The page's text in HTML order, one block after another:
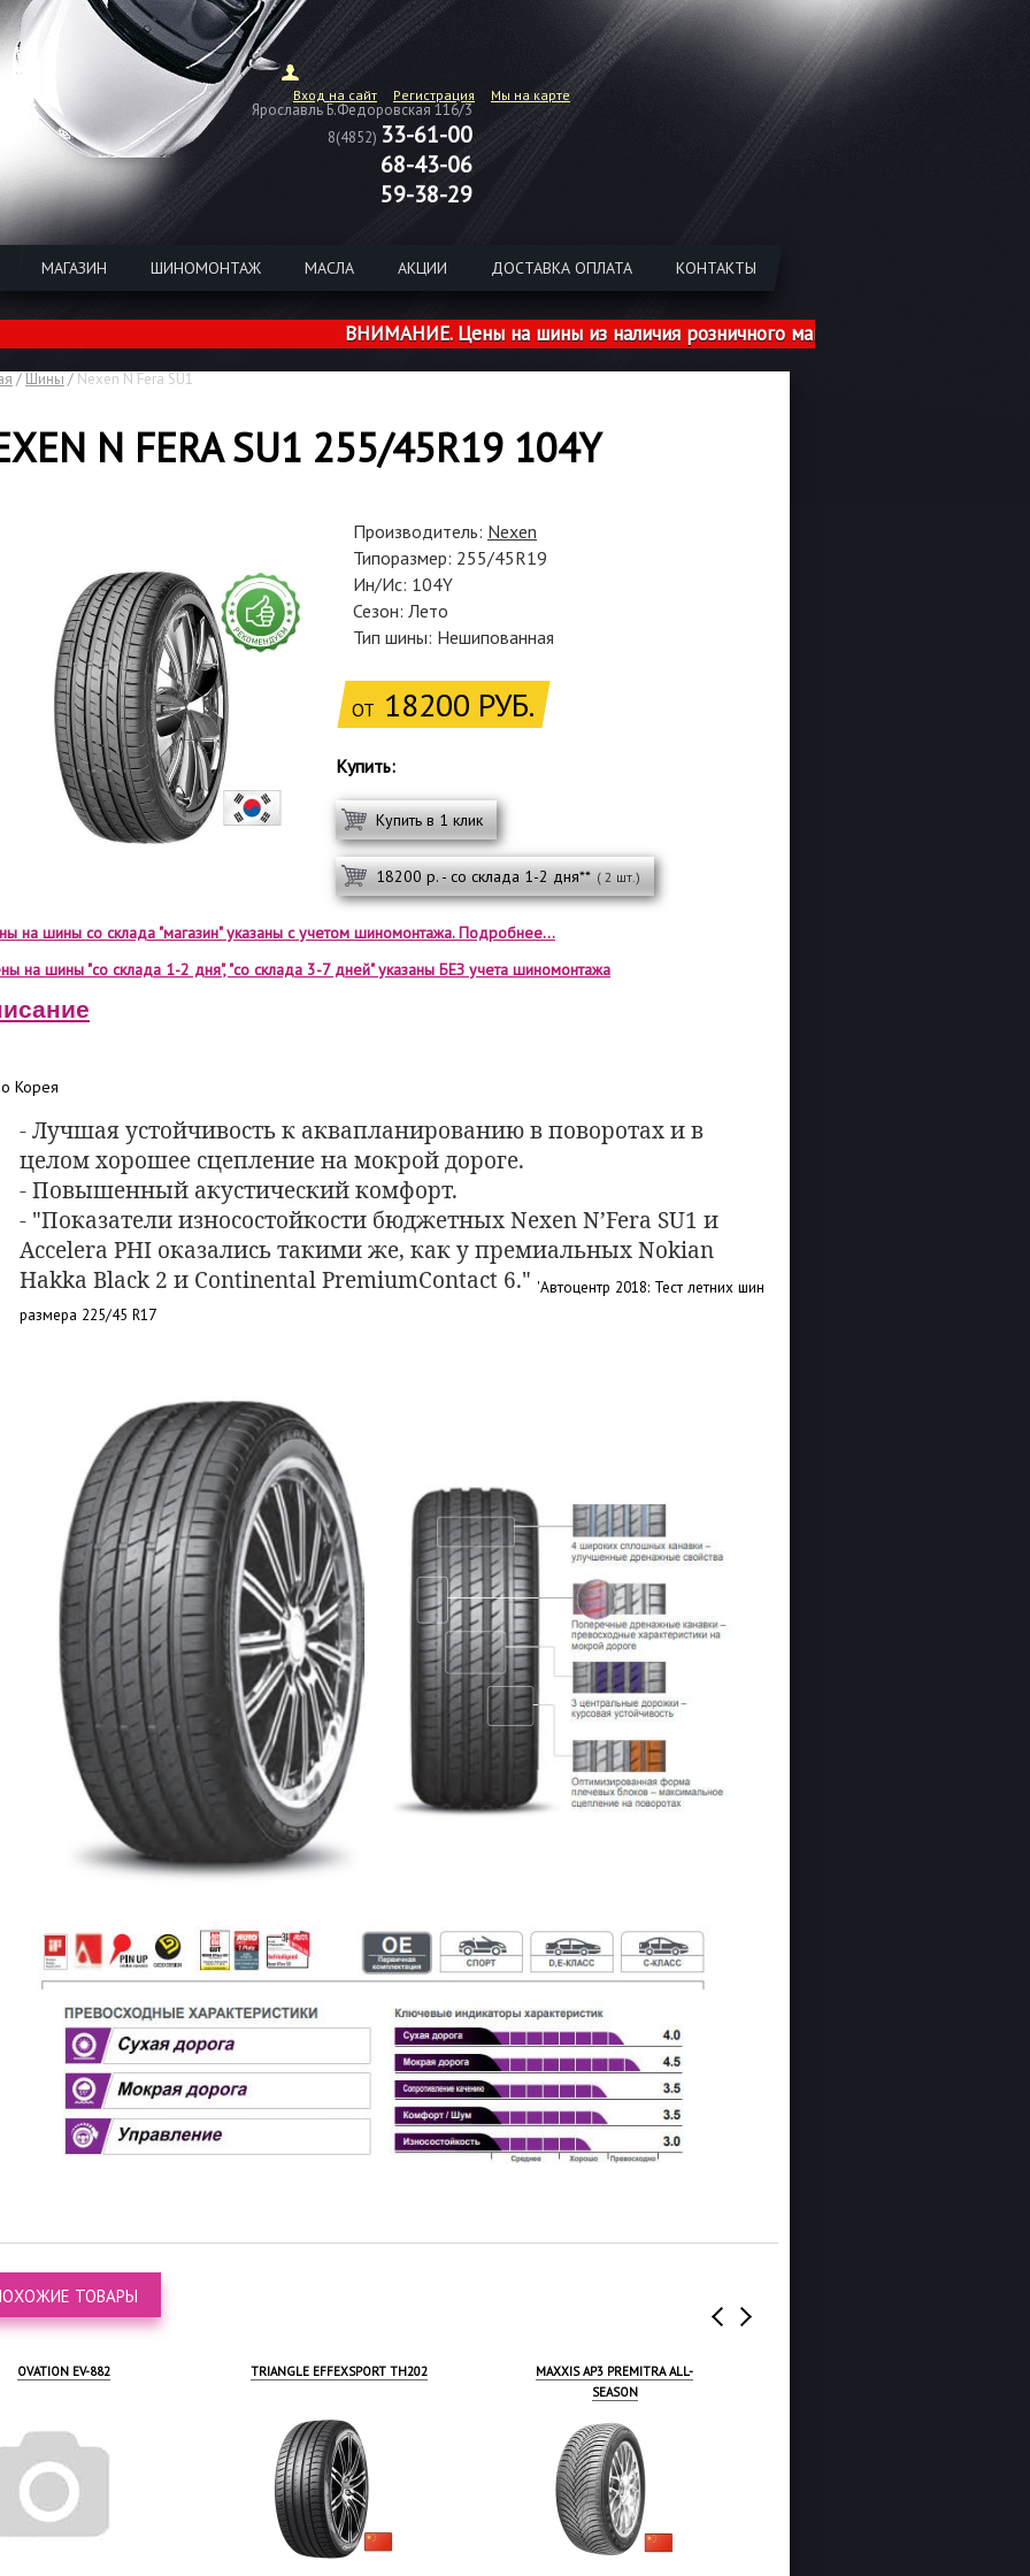
Вход на сайт Регистрация Мы на карте
Ярославль Б.Федоровская 116/3
8(4852) 33-61-00
68-43-06
59-38-29
МАГАЗИН ШИНОМОНТАЖ МАСЛА АКЦИИ ДОСТАВКА ОПЛАТА КОНТАКТЫ
ВНИМАНИЕ. Цены на шины из наличия розничного магазина указаны с учетом
/ Шины / Nexen N Fera SU1
N FERA SU1 255/45R19 104Y
Производитель: Nexen
Типоразмер: 255/45R19
Ин/Ис: 104Y
Сезон: Лето
Тип шины: Нешипованная
ОТ 18200 РУБ.
Купить:
Купить в 1 клик
18200 р. - со склада 1-2 дня** ( 2 шт.)
на шины со склада "магазин" указаны с учетом шиномонтажа. Подробнее...
на шины "со склада 1-2 дня", "со склада 3-7 дней" указаны БЕЗ учета шиномонтажа
Корея
- Лучшая устойчивость к аквапланированию в поворотах и в
целом хорошее сцепление на мокрой дороге.
- Повышенный акустический комфорт.
- "Показатели износостойкости бюджетных Nexen N’Fera SU1 и
Accelera PHI оказались такими же, как у премиальных Nokian
Hakka Black 2 и Continental PremiumContact 6." 'Автоцентр 2018: Тест летних шин
размера 225/45 R17
ТОВАРЫ
EFFEXSPORT TH202
MAXXIS AP3 PREMITRA ALL-
IKON AUTOGRAPH ULTRA 2